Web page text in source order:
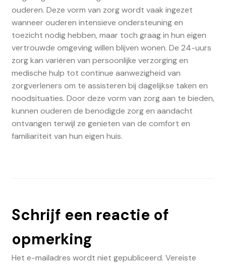
ouderen. Deze vorm van zorg wordt vaak ingezet
wanneer ouderen intensieve ondersteuning en
toezicht nodig hebben, maar toch graag in hun eigen
vertrouwde omgeving willen blijven wonen. De 24-uurs
zorg kan variëren van persoonlijke verzorging en
medische hulp tot continue aanwezigheid van
zorgverleners om te assisteren bij dagelijkse taken en
noodsituaties. Door deze vorm van zorg aan te bieden,
kunnen ouderen de benodigde zorg en aandacht
ontvangen terwijl ze genieten van de comfort en
familiariteit van hun eigen huis.
Schrijf een reactie of
opmerking
Het e-mailadres wordt niet gepubliceerd. Vereiste